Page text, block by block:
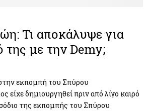
Τι αποκάλυψε για
με την Demy;
εκπομπή του Σπύρου
είχε δημιουργηθεί πριν από λίγο καιρό
της εκπομπής του Σπύρου